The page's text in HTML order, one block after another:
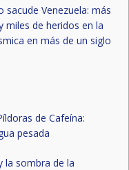
Venezuela: más
miles de heridos en la
en más de un siglo
de Cafeína:
pesada
la sombra de la